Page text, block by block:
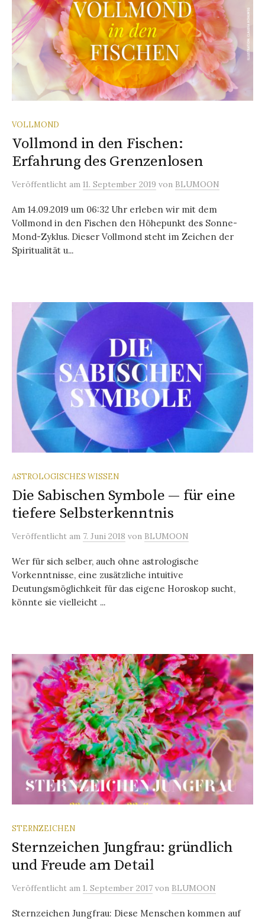
VOLLMOND
Vollmond in den Fischen:
Erfahrung des Grenzenlosen
Veröffentlicht am 11. September 2019 von BLUMOON
Am 14.09.2019 um 06:32 Uhr erleben wir mit dem
Vollmond in den Fischen den Höhepunkt des Sonne-
Mond-Zyklus. Dieser Vollmond steht im Zeichen der
Spiritualität u...
ASTROLOGISCHES WISSEN
Die Sabischen Symbole — für eine
tiefere Selbsterkenntnis
Veröffentlicht am 7. Juni 2018 von BLUMOON
Wer für sich selber, auch ohne astrologische
Vorkenntnisse, eine zusätzliche intuitive
Deutungsmöglichkeit für das eigene Horoskop sucht,
könnte sie vielleicht ...
STERNZEICHEN
Sternzeichen Jungfrau: gründlich
und Freude am Detail
Veröffentlicht am 1. September 2017 von BLUMOON
Sternzeichen Jungfrau: Diese Menschen kommen auf